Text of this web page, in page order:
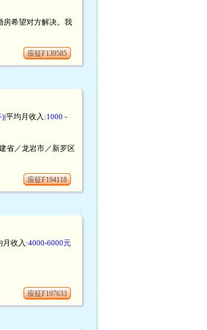
房希望对方解决。我
应征F139585
)|平均月收入:1000 -
省／龙岩市／新罗区
应征F194118
月收入:4000-6000元
应征F197633